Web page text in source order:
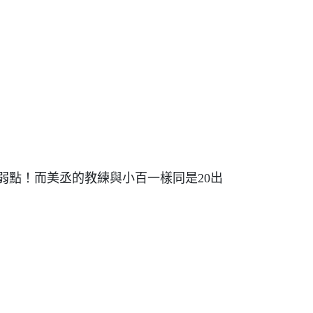
點！而美丞的教練與小百一樣同是20出